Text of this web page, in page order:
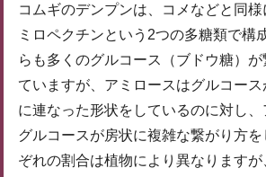
コムギのデンプンは、コメなどと同
ミロペクチンという2つの多糖類で構
らも多くのグルコース（ブドウ糖）
ていますが、アミロースはグルコース
に連なった形状をしているのに対し
グルコースが房状に複雑な繋がり方
ぞれの割合は植物により異なります